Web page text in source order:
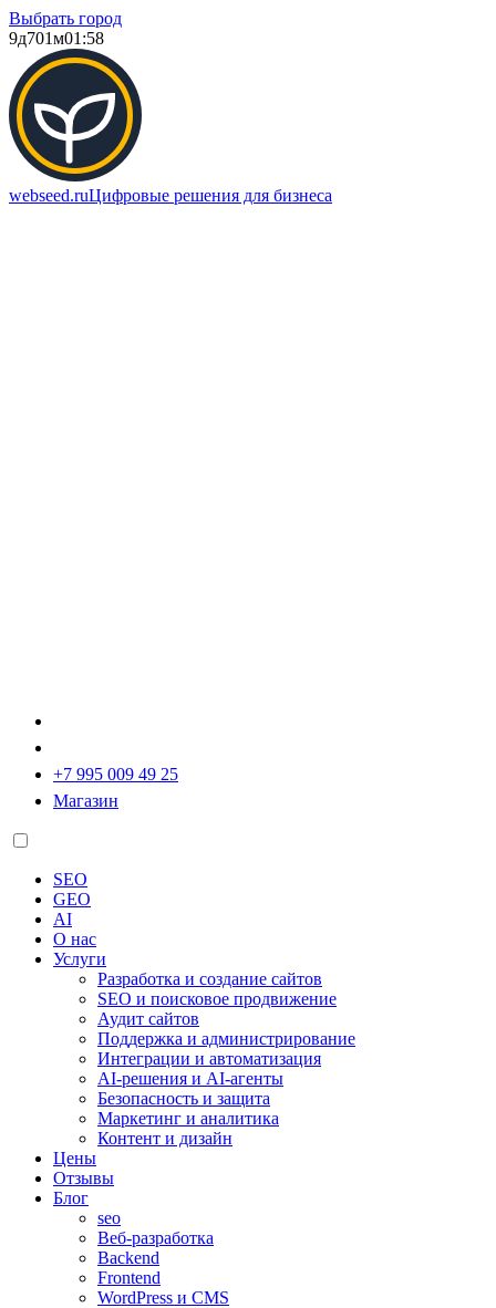
Выбрать город
9д701м01:58
webseed.ruЦифровые решения для бизнеса
+7 995 009 49 25
Магазин
SEO
GEO
AI
О нас
Услуги
Разработка и создание сайтов
SEO и поисковое продвижение
Аудит сайтов
Поддержка и администрирование
Интеграции и автоматизация
AI-решения и AI-агенты
Безопасность и защита
Маркетинг и аналитика
Контент и дизайн
Цены
Отзывы
Блог
seo
Веб-разработка
Backend
Frontend
WordPress и CMS